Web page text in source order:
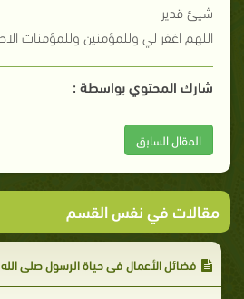
شيئ قدير
اللهم اغفر لي وللمؤمنين وللمؤمنات
شارك المحتوي بواسطة :
المقال السابق
مقالات في نفس القسم
فضائل الأعمال في حياة الرسول صلى